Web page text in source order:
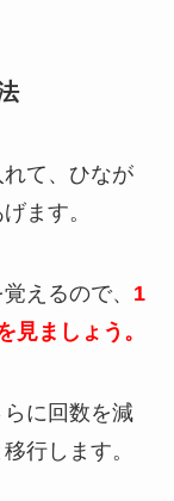
て、ひなが
ます。
えるので、 1
見ましょう。
に回数を減
行します。